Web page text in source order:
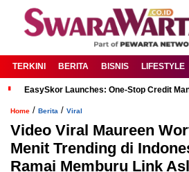
TERKINI BERITA BISNIS LIFESTYLE
EasySkor Launches: One-Stop Credit
Home / Berita / Viral
Video Viral Maureen
Menit Trending di
Ramai Memburu Link